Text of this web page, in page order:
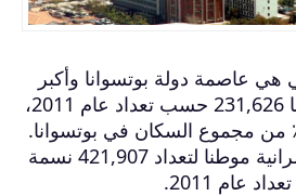
هي عاصمة دولة بوتسوانا وأكبر
مدنها وبلغ عدد سكانها 231,626 حسب تعداد عام 2011،
بها حوالي 10٪ من مجموع السكان في بوتسوانا.
وتشكل المنطقة العمرانية موطنا لتعداد 421,907 نسمة
عام 2011.